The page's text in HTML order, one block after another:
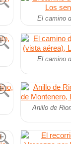
El camino
El camino
Anillo de